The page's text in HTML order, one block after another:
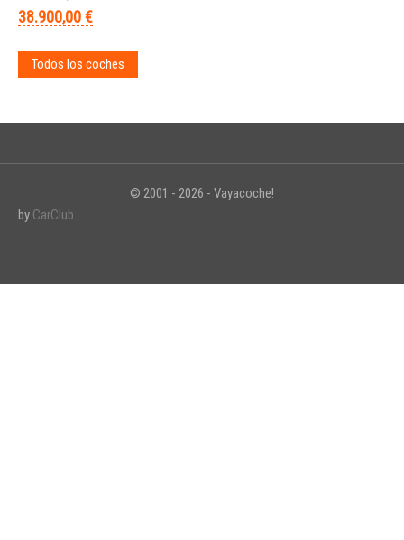
38.900,00 €
Todos los coches
© 2001 - 2026 - Vayacoche!
by CarClub